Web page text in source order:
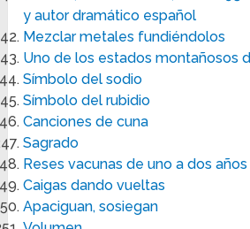
y autor dramático español
Mezclar metales fundiéndolos
Uno de los estados montañosos
Símbolo del sodio
Símbolo del rubidio
Canciones de cuna
Sagrado
Reses vacunas de uno a dos años
Caigas dando vueltas
Apaciguan, sosiegan